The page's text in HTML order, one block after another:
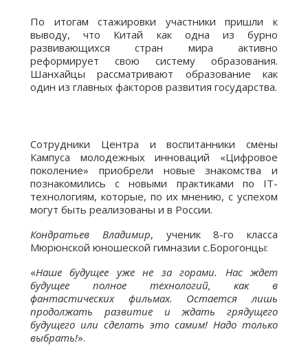
По итогам стажировки участники пришли к
выводу, что Китай как одна из бурно
развивающихся стран мира активно
реформирует свою систему образования.
Шанхайцы рассматривают образование как
один из главных факторов развития государства.
Сотрудники Центра и воспитанники смены
Кампуса молодежных инноваций «Цифровое
поколение» приобрели новые знакомства и
познакомились с новыми практиками по IT-
технологиям, которые, по их мнению, с успехом
могут быть реализованы и в России.
Кондратьев Владимир, ученик 8-го класса
Мюрюнской юношеской гимназии с.Борогонцы:
«Наше будущее уже не за горами. Нас ждет
будущее полное технологий, как в
фантастических фильмах. Остается лишь
продолжать развитие и ждать грядущего
будущего или сделать это самим! Надо только
выбрать!».